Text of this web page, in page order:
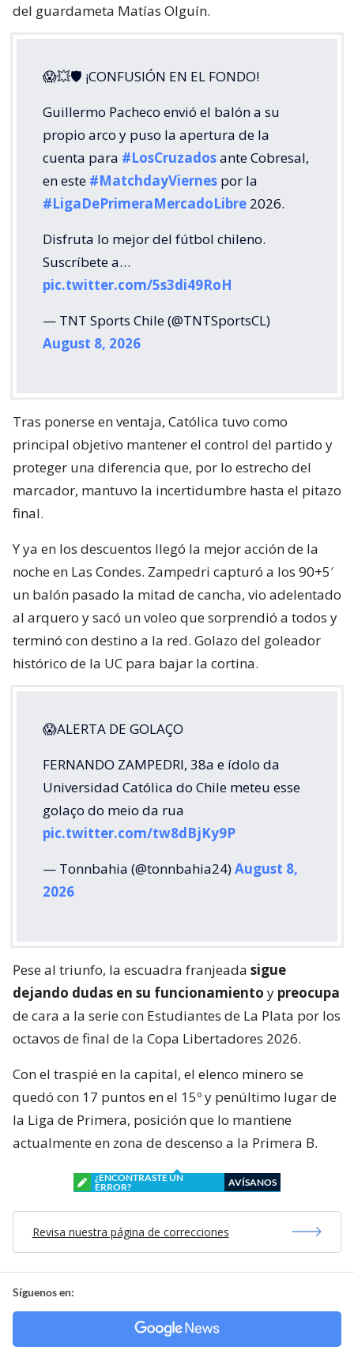
del guardameta Matías Olguín.
😱💥🛡 ¡CONFUSIÓN EN EL FONDO!
Guillermo Pacheco envió el balón a su
propio arco y puso la apertura de la
cuenta para #LosCruzadosante Cobresal,
en este #MatchdayViernes por la
#LigaDePrimeraMercadoLibre 2026.
Disfruta lo mejor del fútbol chileno.
Suscríbete a…
pic.twitter.com/5s3di49RoH
— TNT Sports Chile (@TNTSportsCL)
August 8, 2026
Tras ponerse en ventaja, Católica tuvo como
principal objetivo mantener el control del partido y
proteger una diferencia que, por lo estrecho del
marcador, mantuvo la incertidumbre hasta el pitazo
final.
Y ya en los descuentos llegó la mejor acción de la
noche en Las Condes. Zampedri capturó a los 90+5′
un balón pasado la mitad de cancha, vio adelentado
al arquero y sacó un voleo que sorprendió a todos y
terminó con destino a la red. Golazo del goleador
histórico de la UC para bajar la cortina.
😱ALERTA DE GOLAÇO
FERNANDO ZAMPEDRI, 38a e ídolo da
Universidad Católica do Chile meteu esse
golaço do meio da rua
pic.twitter.com/tw8dBjKy9P
— Tonnbahia (@tonnbahia24)August 8,
2026
Pese al triunfo, la escuadra franjeada sigue
dejando dudas en su funcionamiento y preocupa
de cara a la serie con Estudiantes de La Plata por los
octavos de final de la Copa Libertadores 2026.
Con el traspié en la capital, el elenco minero se
quedó con 17 puntos en el 15º y penúltimo lugar de
la Liga de Primera, posición que lo mantiene
actualmente en zona de descenso a la Primera B.
¿ENCONTRASTE UN
ERROR?
AVÍSANOS
Revisa nuestra página de correcciones
Síguenos en: